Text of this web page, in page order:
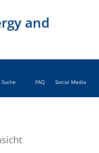
and
Suche FAQ Social Media